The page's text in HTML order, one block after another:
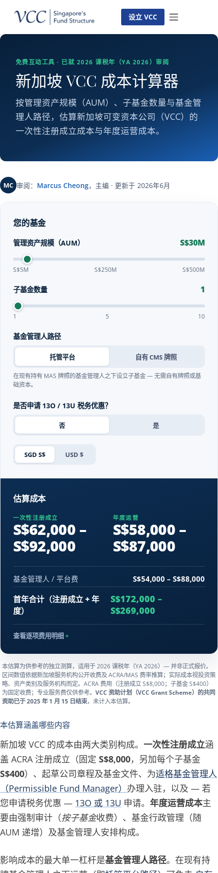
容
设立 VCC
免费互动工具 · 已就 2026 课税年（YA 2026）审阅
新加坡 VCC 成本计算器
按管理资产规模（AUM）、子基金数量与基金管
理人路径，估算新加坡可变资本公司（VCC）的
一次性注册成立成本与年度运营成本。
MC 审阅： Marcus Cheong，主编 · 更新于 2026年6月
您的基金
管理资产规模（AUM） S$30M
S$5M S$250M S$500M
子基金数量 1
1 5 10
基金管理人路径
托管平台 自有 CMS 牌照
在现有持有 MAS 牌照的基金管理人之下设立子基金 — 无需自有牌照或基
础资本。
是否申请 13O / 13U 税务优惠？
否 是
SGD S$ USD $
估算成本
一次性注册成立
S$62,000 –
S$92,000
年度运营
S$58,000 –
S$87,000
基金管理人 / 平台费 S$54,000 – S$88,000
首年合计（注册成立 + 年
度）
S$172,000 –
S$269,000
查看逐项费用明细
本估算为供参考的独立测算，适用于 2026 课税年（YA 2026）— 并非正式报价。
区间数值依据新加坡服务机构公开收费及 ACRA/MAS 费率推算；实际成本视投资策
略、资产类别及服务机构而定。ACRA 费用（注册成立 S$8,000；子基金 S$400）
为固定收费；专业服务费仅供参考。 VCC 资助计划（VCC Grant Scheme）的共同
资助已于 2025 年 1 月 15 日结束，未计入本估算。
本估算涵盖哪些内容
新加坡 VCC 的成本由两大类别构成。 一次性注册成立涵
盖 ACRA 注册成立（固定 S$8,000，另加每个子基金
S$400）、起草公司章程及基金文件、为适格基金管理人
（Permissible Fund Manager） 办理入驻，以及 — 若
您申请税务优惠 — 13O 或 13U 申请。 年度运营成本主
要由强制审计（按子基金收费）、基金行政管理（随
AUM 递增）及基金管理人安排构成。
影响成本的最大单一杠杆是基金管理人路径。在现有持